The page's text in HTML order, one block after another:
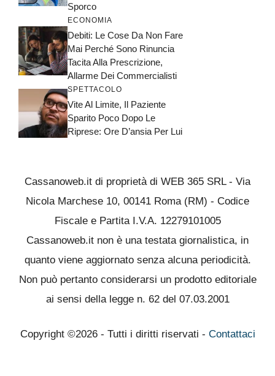
Sporco
ECONOMIA
Debiti: Le Cose Da Non Fare
Mai Perché Sono Rinuncia
Tacita Alla Prescrizione,
Allarme Dei Commercialisti
SPETTACOLO
Vite Al Limite, Il Paziente
Sparito Poco Dopo Le
Riprese: Ore D’ansia Per Lui
Cassanoweb.it di proprietà di WEB 365 SRL - Via
Nicola Marchese 10, 00141 Roma (RM) - Codice
Fiscale e Partita I.V.A. 12279101005
Cassanoweb.it non è una testata giornalistica, in
quanto viene aggiornato senza alcuna periodicità.
Non può pertanto considerarsi un prodotto editoriale
ai sensi della legge n. 62 del 07.03.2001
Copyright ©2026 - Tutti i diritti riservati - Contattaci